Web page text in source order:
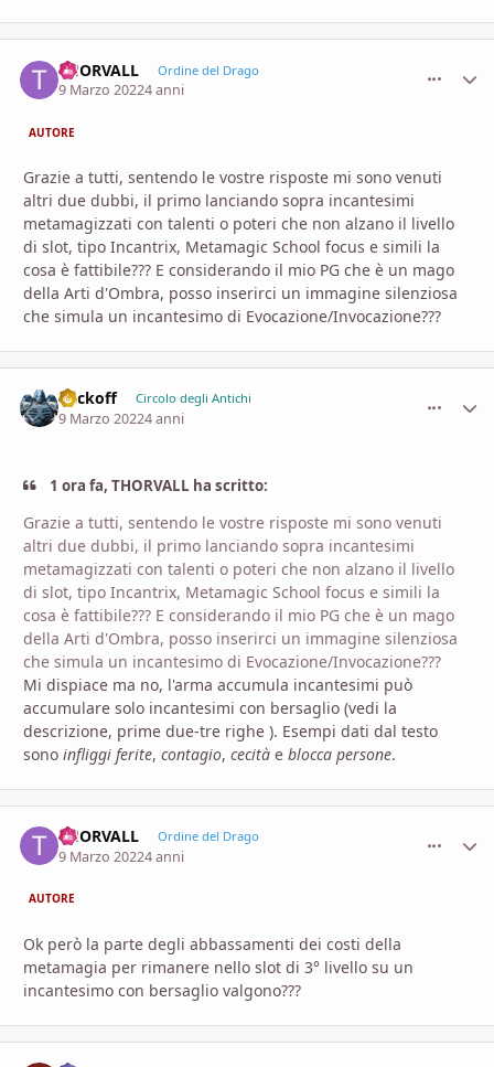
THORVALL Ordine del Drago
9 Marzo 20224 anni
AUTORE
Grazie a tutti, sentendo le vostre risposte mi sono venuti
altri due dubbi, il primo lanciando sopra incantesimi
metamagizzati con talenti o poteri che non alzano il livello
di slot, tipo Incantrix, Metamagic School focus e simili la
cosa è fattibile??? E considerando il mio PG che è un mago
della Arti d'Ombra, posso inserirci un immagine silenziosa
che simula un incantesimo di Evocazione/Invocazione???
Vackoff Circolo degli Antichi
9 Marzo 20224 anni
1 ora fa, THORVALL ha scritto:
Grazie a tutti, sentendo le vostre risposte mi sono venuti
altri due dubbi, il primo lanciando sopra incantesimi
metamagizzati con talenti o poteri che non alzano il livello
di slot, tipo Incantrix, Metamagic School focus e simili la
cosa è fattibile??? E considerando il mio PG che è un mago
della Arti d'Ombra, posso inserirci un immagine silenziosa
che simula un incantesimo di Evocazione/Invocazione???
Mi dispiace ma no, l'arma accumula incantesimi può
accumulare solo incantesimi con bersaglio (vedi la
descrizione, prime due-tre righe ). Esempi dati dal testo
sono infliggi ferite, contagio, cecità e blocca persone.
THORVALL Ordine del Drago
9 Marzo 20224 anni
AUTORE
Ok però la parte degli abbassamenti dei costi della
metamagia per rimanere nello slot di 3° livello su un
incantesimo con bersaglio valgono???